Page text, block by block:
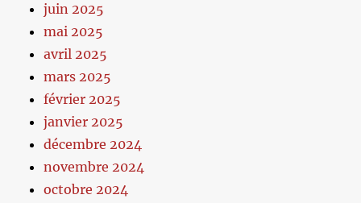
juin 2025
mai 2025
avril 2025
mars 2025
février 2025
janvier 2025
décembre 2024
novembre 2024
octobre 2024